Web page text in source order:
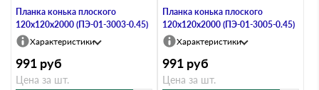
Планка конька плоского
120х120х2000 (ПЭ-01-3003-0.45)
Характеристики
991 руб
Цена за шт.
Планка конька плоского
120х120х2000 (ПЭ-01-3005-0.45)
Характеристики
991 руб
Цена за шт.